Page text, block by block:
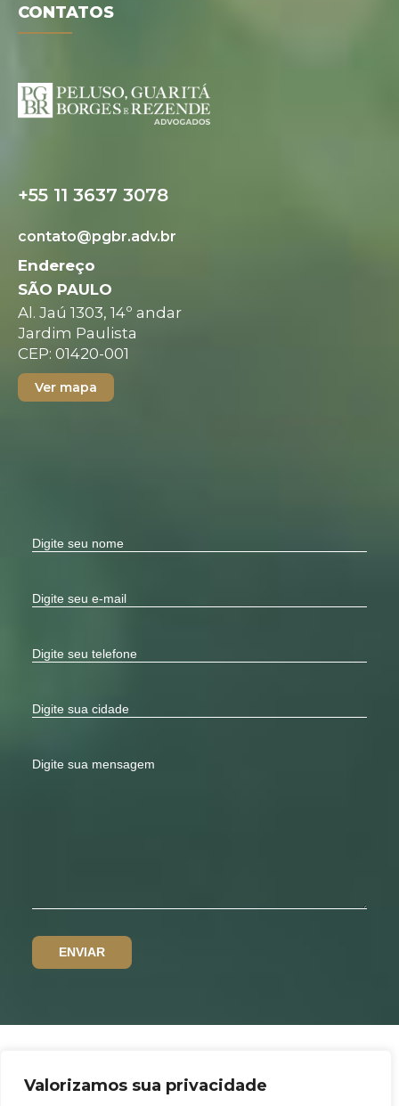
Valorizamos sua privacidade
CONTATOS
+55 11 3637 3078
contato@pgbr.adv.br
Endereço
SÃO PAULO
Al. Jaú 1303, 14º andar
Jardim Paulista
CEP: 01420-001
Ver mapa
Política de privacidade